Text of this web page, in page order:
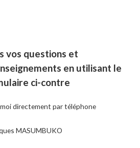
vos questions et
en utilisant le
ci-contre
directement par téléphone
MASUMBUKO